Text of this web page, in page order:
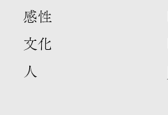
感性
文化
人